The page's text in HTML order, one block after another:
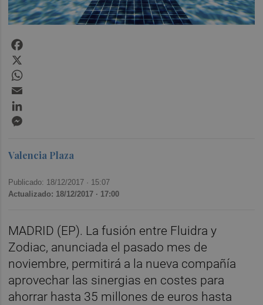
Valencia Plaza
Publicado: 18/12/2017 · 15:07
Actualizado: 18/12/2017 · 17:00
MADRID (EP). La fusión entre Fluidra y
Zodiac, anunciada el pasado mes de
noviembre, permitirá a la nueva compañía
aprovechar las sinergias en costes para
ahorrar hasta 35 millones de euros hasta